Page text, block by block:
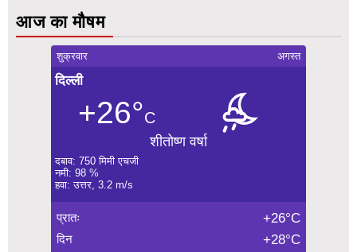
आज का मौषम
शुक्रवार अगस्त
दिल्ली
+26°C
शीतोष्ण वर्षा
दबाव: 750 मिमी एचजी
नमी: 98 %
हवा: उत्तर, 3.2 m/s
प्रातः +26°C
दिन +28°C